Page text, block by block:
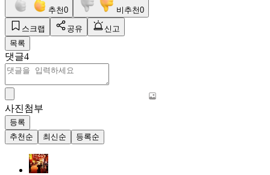
추천0 비추천0
스크랩 공유
신고
목록
댓글4
사진첨부
등록
추천순
최신순 등록순